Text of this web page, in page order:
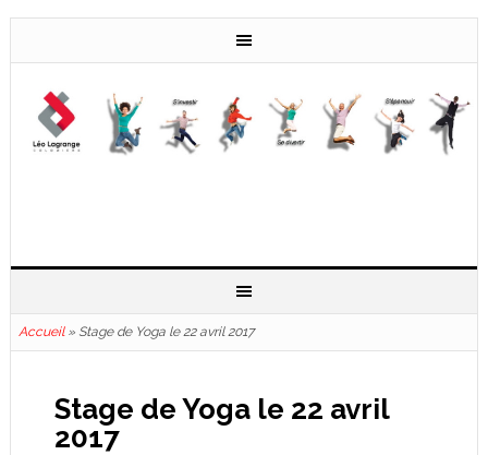
Accueil» Stage de Yoga le 22 avril 2017
Stage de Yoga le 22 avril
2017